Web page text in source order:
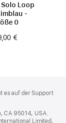
Loop
-
0
€
es auf der Support
CA 95014, USA.
Limited,